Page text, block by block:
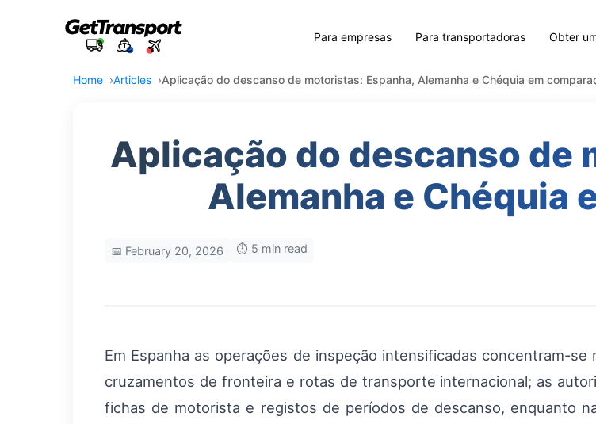
Para empresas Para transportadoras Obter
Home Articles Aplicação do descanso de motoristas: Espanha, Alemanha e Chéquia em
Aplicação do descanso de
Alemanha e Chéquia
📅 February 20, 2026 ⏱️ 5 min read
Em Espanha as operações de inspeção intensificadas concentram-
cruzamentos de fronteira e rotas de transporte internacional; as
fichas de motorista e registos de períodos de descanso, enquanto